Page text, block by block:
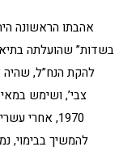
אהבתו הראשונה
בשדות” שהועלתה
להקת הנח”ל, שהיה
צבי’, ושימש
1970, אחרי
להמשיך בבימוי,